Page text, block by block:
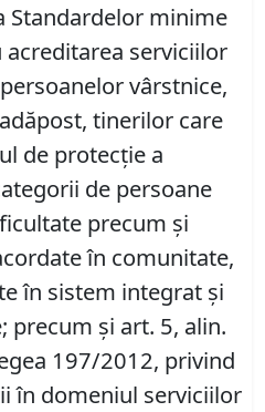
Standardelor minime
serviciilor
vârstnice,
tinerilor care
de protecţie a
de persoane
precum şi
în comunitate,
în sistem integrat şi
precum şi art. 5, alin.
197/2012, privind
în domeniul serviciilor